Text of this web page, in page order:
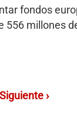
fondos
556 millones
Siguiente ›